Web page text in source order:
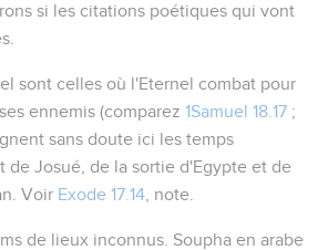
si les citations poétiques qui vont
sont celles où l'Eternel combat pour
ennemis (comparez 1Samuel 18.17 ;
sans doute ici les temps
de Josué, de la sortie d'Egypte et de
Voir Exode 17.14 , note.
de lieux inconnus. Soupha en arabe